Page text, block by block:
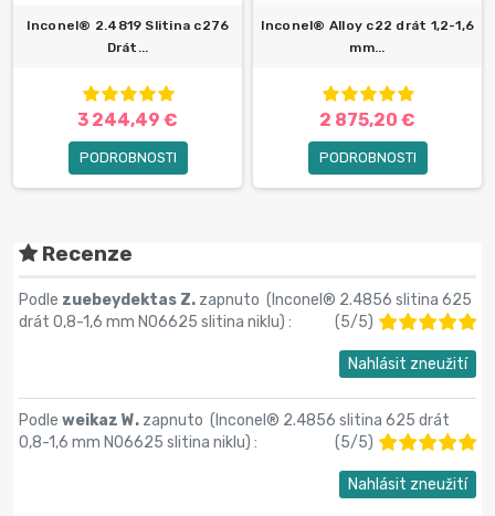
Inconel® 2.4819 Slitina c276
Drát...
3 244,49 €
PODROBNOSTI
Inconel® Alloy c22 drát 1,2-1,6
mm...
2 875,20 €
PODROBNOSTI
Recenze
Podle zuebeydektas Z. zapnuto (Inconel® 2.4856 slitina 625
drát 0,8-1,6 mm N06625 slitina niklu) : (5/5)
Nahlásit zneužití
Podle weikaz W. zapnuto (Inconel® 2.4856 slitina 625 drát
0,8-1,6 mm N06625 slitina niklu) : (5/5)
Nahlásit zneužití